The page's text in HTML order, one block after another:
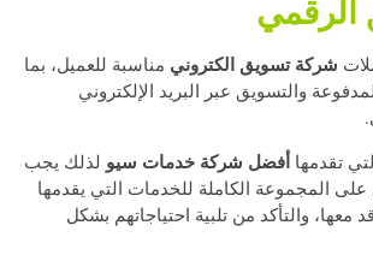
شركة تسويق الكتروني مناسبة للعميل، بما
والتسويق عبر البريد الإلكتروني
تقدمها أفضل شركة خدمات سيو لذلك يجب
على المجموعة الكاملة للخدمات التي يقدمها
معها، والتأكد من تلبية احتياجاتهم بشكل